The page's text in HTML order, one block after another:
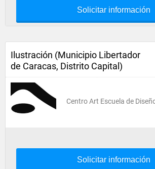
Solicitar información
Ilustración (Municipio Libertador
de Caracas, Distrito Capital)
Centro Art Escuela de
Solicitar información